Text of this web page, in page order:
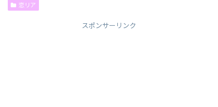
恋リア
スポンサーリンク